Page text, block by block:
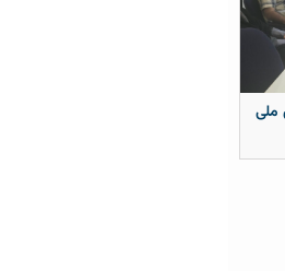
ملی